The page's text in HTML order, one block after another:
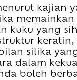
kajian
kuku yang
silika
dalam
boleh